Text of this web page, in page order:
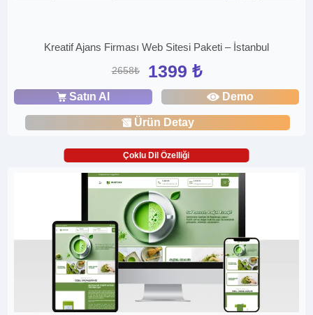
Kreatif Ajans Firması Web Sitesi Paketi – İstanbul
2658₺ 1399 ₺
Satın Al Demo
Ürün Detay
Çoklu Dil Özelliği